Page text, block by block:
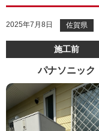
2025年7月8日 佐賀県
施工前
パナソニック